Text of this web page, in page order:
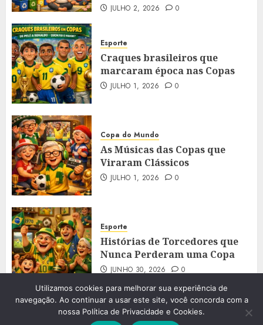
JULHO 2, 2026 0
Esporte
Craques brasileiros que
marcaram época nas Copas
JULHO 1, 2026 0
Copa do Mundo
As Músicas das Copas que
Viraram Clássicos
JULHO 1, 2026 0
Esporte
Histórias de Torcedores que
Nunca Perderam uma Copa
JUNHO 30, 2026 0
Utilizamos cookies para melhorar sua experiência de
navegação. Ao continuar a usar este site, você concorda com a
nossa Política de Privacidade e Cookies.